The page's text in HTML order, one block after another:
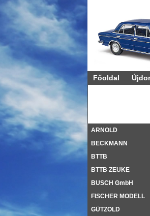
Főoldal
ARNOLD
BECKMANN
BTTB
BTTB ZEUKE
BUSCH GmbH
FISCHER MODELL
GÜTZOLD